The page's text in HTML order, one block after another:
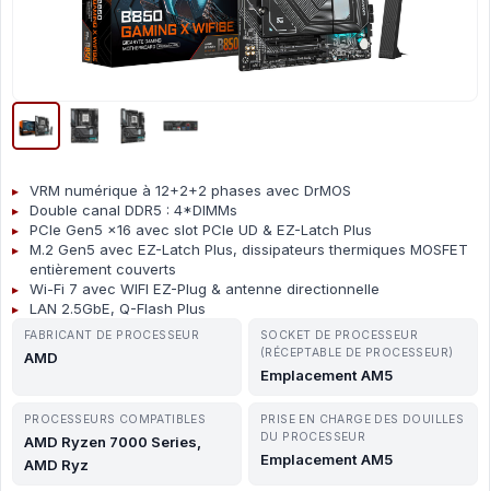
VRM numérique à 12+2+2 phases avec DrMOS
Double canal DDR5 : 4*DIMMs
PCIe Gen5 x16 avec slot PCIe UD & EZ-Latch Plus
M.2 Gen5 avec EZ-Latch Plus, dissipateurs thermiques MOSFET
entièrement couverts
Wi-Fi 7 avec WIFI EZ-Plug & antenne directionnelle
LAN 2.5GbE, Q-Flash Plus
FABRICANT DE PROCESSEUR
AMD
SOCKET DE PROCESSEUR
(RÉCEPTABLE DE PROCESSEUR)
Emplacement AM5
PROCESSEURS COMPATIBLES
AMD Ryzen 7000 Series,
AMD Ryz
PRISE EN CHARGE DES DOUILLES
DU PROCESSEUR
Emplacement AM5